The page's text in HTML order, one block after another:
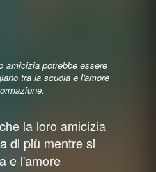
amicizia potrebbe essere
tra la scuola e l'amore
la loro amicizia
di più mentre si
e l'amore